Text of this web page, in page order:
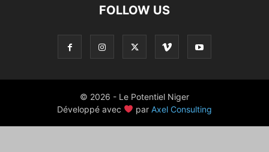
FOLLOW US
© 2026 - Le Potentiel Niger
Développé avec
par Axel Consulting